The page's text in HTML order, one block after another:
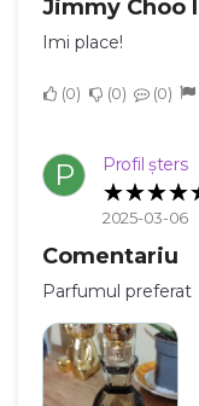
Jimmy Choo
Imi place!
0 0 0
P Profil șters
2025-03-06
Comentariu
Parfumul preferat